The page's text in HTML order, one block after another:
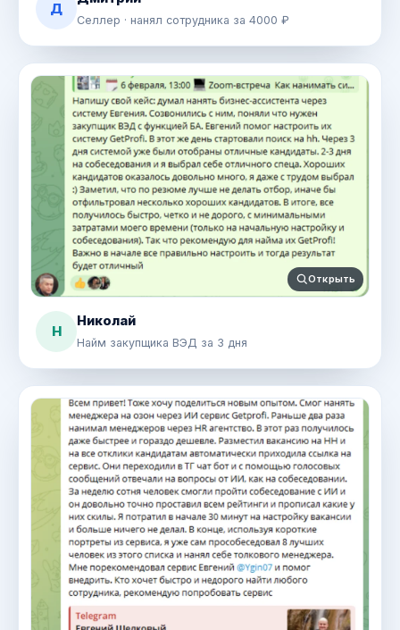
Д
Селлер · нанял сотрудника за 4000 ₽
Открыть
Н
Николай
Найм закупщика ВЭД за 3 дня